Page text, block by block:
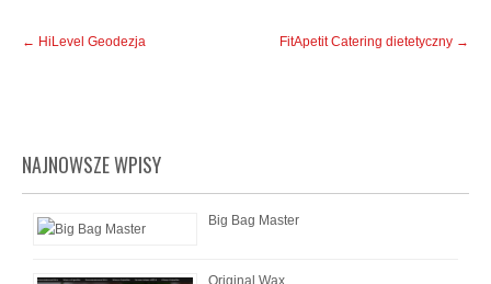
navigation
← HiLevel Geodezja FitApetit Catering dietetyczny →
NAJNOWSZE WPISY
Big Bag Master
Original Wax